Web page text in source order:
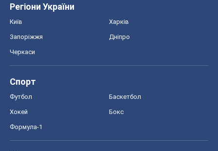
Регіони України
Київ Харків
Запоріжжя Дніпро
Черкаси
Спорт
Футбол Баскетбол
Хокей Бокс
Формула-1